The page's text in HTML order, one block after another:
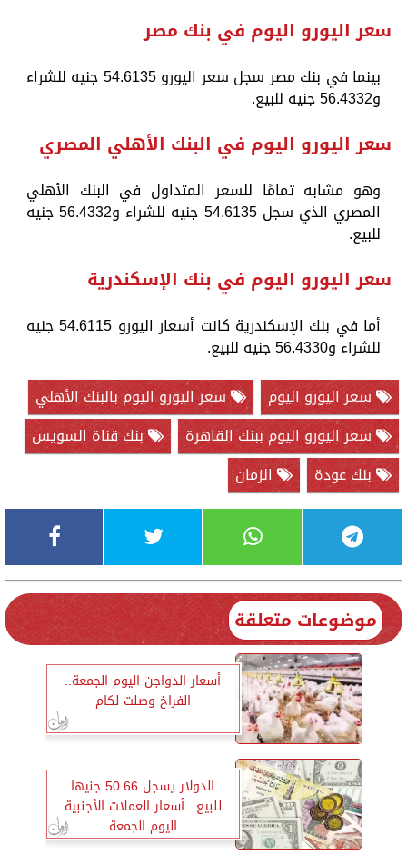
سعر اليورو اليوم في بنك مصر
بينما في بنك مصر سجل سعر اليورو 54.6135 جنيه للشراء
و56.4332 جنيه للبيع.
سعر اليورو اليوم في البنك الأهلي المصري
وهو مشابه تمامًا للسعر المتداول في البنك الأهلي
المصري الذي سجل 54.6135 جنيه للشراء و56.4332 جنيه
للبيع.
سعر اليورو اليوم في بنك الإسكندرية
أما في بنك الإسكندرية كانت أسعار اليورو 54.6115 جنيه
للشراء و56.4330 جنيه للبيع.
سعر اليورو اليوم
سعر اليورو اليوم بالبنك الأهلي
سعر اليورو اليوم ببنك القاهرة
بنك قناة السويس
بنك عودة
الزمان
موضوعات متعلقة
أسعار الدواجن اليوم الجمعة..
الفراخ وصلت لكام
الدولار يسجل 50.66 جنيها
للبيع.. أسعار العملات الأجنبية
اليوم الجمعة